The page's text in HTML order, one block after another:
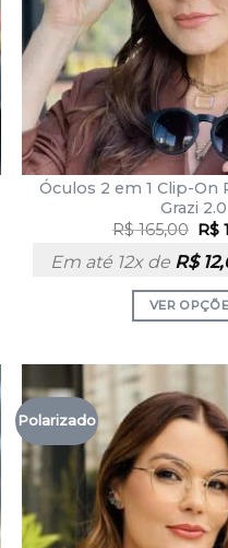
Óculos 2 em 1 Clip-On
Grazi 2.0
R$165,00 R$
Em até 12x de R$
VER
Polarizado